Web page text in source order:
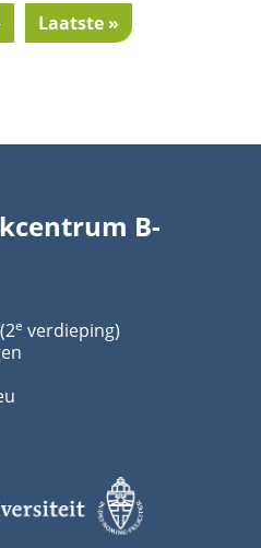
Last
page
Laatste »
B-
e verdieping)